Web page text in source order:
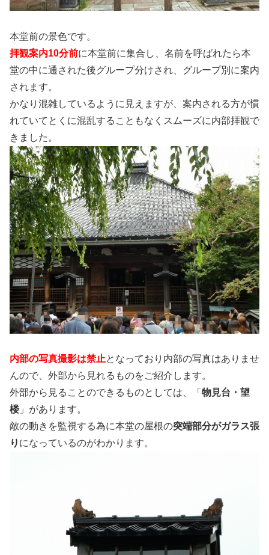
本堂前の景色です。
拝観案内10分前に本堂前に集合し、名前を呼ばれたら本
堂の中に通された後グループ分けされ、グループ別に案内
されます。
かなり混雑しているように見えますが、案内される方が慣
れていてとくに混乱することもなくスムーズに内部拝観で
きました。
内部の写真撮影は禁止となっており内部の写真はありませ
んので、外部から見れるものをご紹介します。
外部から見ることのできるものとしては、「 物見台・望
楼 」があります。
敵の動きを監視する為に本堂の屋根の突端部分がガラス張
り になっているのがわかります。